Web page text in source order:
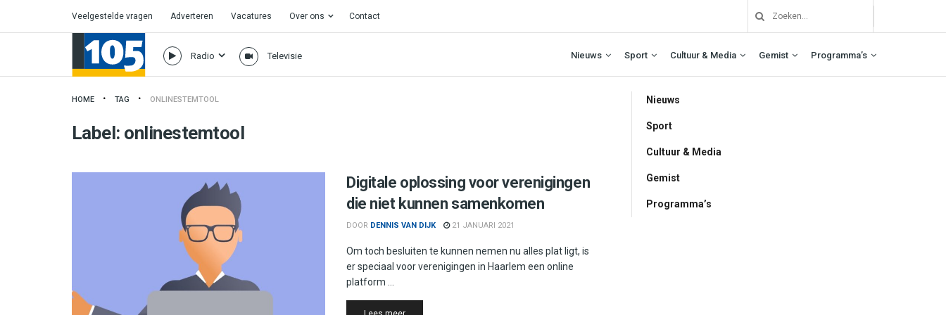
Veelgestelde vragen Adverteren Vacatures Over ons Contact
Radio Televisie Nieuws Sport Cultuur & Media Gemist Programma’s
HOME TAG ONLINESTEMTOOL
Label: onlinestemtool
Digitale oplossing voor verenigingen
die niet kunnen samenkomen
DOOR DENNIS VAN DIJK 21 JANUARI 2021
Om toch besluiten te kunnen nemen nu alles plat ligt, is
er speciaal voor verenigingen in Haarlem een online
platform ...
Details
Nieuws
Sport
Cultuur & Media
Gemist
Programma’s